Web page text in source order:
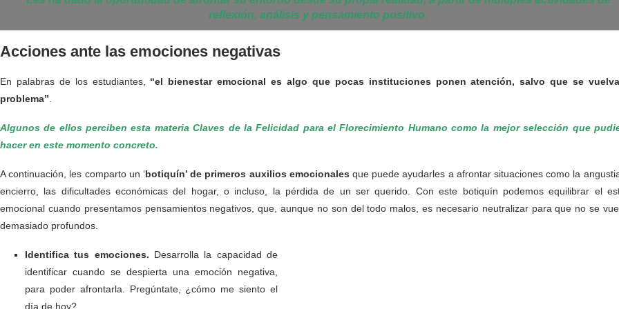
reflexión, análisis y pensamiento positivo.
Acciones ante las emociones negativas
En palabras de los estudiantes, “el bienestar emocional es algo que pocas instituciones ponen atención, salvo que se
problema”
Algunos de ellos perciben esta materia Claves de la Felicidad para el Florecimiento Humano como la mejor selección que
hacer en este momento concreto.
A continuación, les comparto un ‘botiquín’ de primeros auxilios emocionales que puede ayudarles a afrontar situaciones como la
encierro, las dificultades económicas del hogar, o incluso, la pérdida de un ser querido. Con este botiquín podemos equilibrar el
emocional cuando presentamos pensamientos negativos, que, aunque no son del todo malos, es necesario neutralizar para que no se
demasiado profundos.
Identifica tus emociones. Desarrolla la capacidad de
identificar cuando se despierta una emoción negativa,
para poder afrontarla. Pregúntate, ¿cómo me siento el
día de hoy?